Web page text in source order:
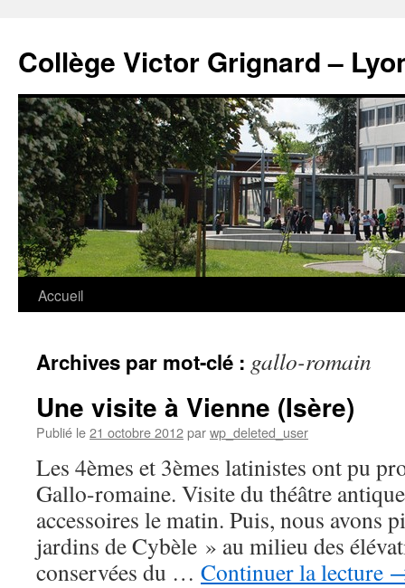
contenu
Collège Victor Grignard –
Accueil
Archives par mot-clé : gallo-romain
Une visite à Vienne (Isère)
Publié le21 octobre 2012parwp_deleted_user
Les 4èmes et 3èmes latinistes ont pu
Gallo-romaine. Visite du théâtre
accessoires le matin. Puis, nous avons
jardins de Cybèle » au milieu des
conservées du … Continuer la lecture